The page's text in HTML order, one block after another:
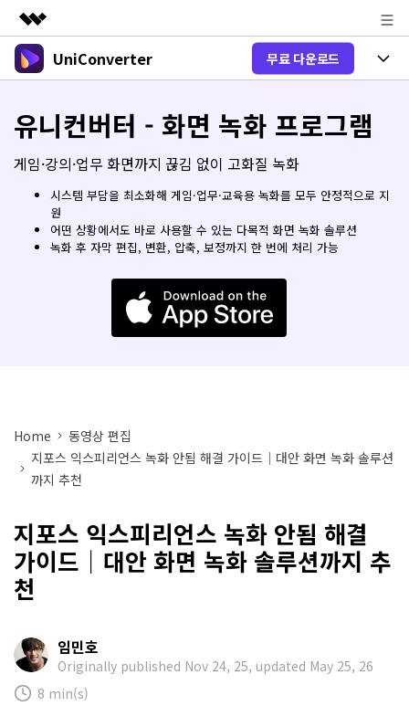
주요 제품
유틸리티
개요
솔루션
뉴스룸
플랜 및 가격
UniConverter 무료 다운로드
올인원 미디어 툴박스
유니컨버터-윈도우 버전
제품 기능
음성 텍스트 변환
하게 변환하세요.
동영상 변환
업그레이드된 뛰어난 지능형 변환 프로
비디오/오디오
온라인 도구
온라인 오디오 편집기
오디오 변환
New
Hot
온라인 영상 편집기
온라인 사진 편집기
V17 업그레이드
Hot
DVD / CD 사용자
크리에이티브 디자인
카메라 사용자
고객센터
UniConverter 사용에 필요한 모든 정보 및 문제 해결.
기술 사양
지원되는 형식, 장치 및 GPU의 전체 목록.
새로운 정보
search
유니컨버터 - 화면 녹화 프로그램
게임·강의·업무 화면까지 끊김 없이 고화질 녹화
시스템 부담을 최소화해 게임·업무·교육용 녹화를 모두 안정적으로 지
원
어떤 상황에서도 바로 사용할 수 있는 다목적 화면 녹화 솔루션
녹화 후 자막 편집, 변환, 압축, 보정까지 한 번에 처리 가능
Home
동영상 편집
지포스 익스피리언스 녹화 안됨 해결 가이드｜대안 화면 녹화 솔루션
까지 추천
지포스 익스피리언스 녹화 안됨 해결
가이드｜대안 화면 녹화 솔루션까지 추
천
임민호
Originally published Nov 24, 25, updated May 25, 26
8 min(s)